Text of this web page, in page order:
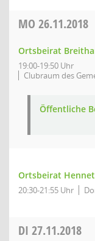
MO 26.11.2018
Ortsbeirat
19:00-19:50 Uhr
Clubraum des
Öffentliche
Ortsbeirat
20:30-21:55 Uhr
DI 27.11.2018